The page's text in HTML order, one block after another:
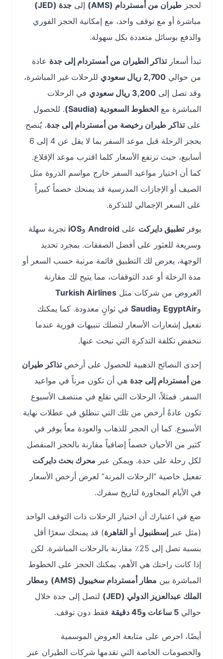
طيران من أمستردام (AMS) إلىجدة (JED)
مباشرة أو مع توقف واحد، مع إمكانية الحجز الفوري
والدفع بوسائل متعددة بكل سهولة.
تبدأ أسعارتذاكر الطيران من أمستردام إلى جدةعادة
من حوالي2,700 ريال سعودي
للرحلات غير المباشرة،
وقد تصل إلى 3,200 ريال سعودي
في الرحلات
المباشرة مع الخطوط السعودية (Saudia)
. للحصول
تذاكر طيران رخيصة من أمستردام إلى جدة، يُنصح
بحجز الرحلة قبل موعد السفر بما لا يقل عن 4 إلى 6
أسابيع، حيث ترتفع الأسعار كلما اقترب موعد الإقلاع.
كما أن اختيار مواعيد السفر خارج مواسم الذروة مثل
الصيف أو الإجازات المدرسية قد يمنحك خصماً كبيراً
على السعر الإجمالي للتذكرة.
تطبيق دايركتعلىAndroidوiOS تجربة سهلة
وسريعة للعثور على أفضل الصفقات. بمجرد تحديد
الوجهة، يعرض لك التطبيق قائمة مرتبة حسب السعر أو
مدة الرحلة أو عدد التوقفات، مما يتيح لك مقارنة
العروض من شركات مثلTurkish Airlines
EgyptAirوSaudiaفي ثوانٍ معدودة. كما يمكنك
تفعيل إشعارات الأسعار لتصلك تنبيهات فورية عندما
تنخفض تكلفة التذكرة التي تبحث عنها.
إحدى النصائح الذهبية للحصول على أرخص تذاكر طيران
من أمستردام إلى جدةهي أن تكون مرناً في مواعيد
السفر. فمثلاً، الرحلات التي تقلع في منتصف الأسبوع
تكون عادةً أرخص من تلك التي تنطلق في عطلات نهاية
الأسبوع. كما أن الحجز للذهاب والعودة معاً يوفر في
كثير من الأحيان خصماً إضافياً مقارنة بالحجز المنفصل
لكل رحلة على حدة. ويمكن عبرمحرك بحث دايركت
تفعيل خاصية “الرحلات المرنة” لعرض أرخص الأسعار
في الأيام المجاورة لتاريخ سفرك.
ضع في اعتبارك أن اختيار الرحلات ذات التوقف الواحد
(مثل عبر إسطنبولأوالقاهرة) قد يمنحك سعرًا أقل
بنسبة تصل إلى 25٪ مقارنة بالرحلات المباشرة. لكن
إذا كانت راحتك هي الأهم، يمكنك الحجز على الخطوط
المباشرة بين مطار أمستردام سخيبول (AMS) ومطار
الملك عبدالعزيز الدولي (JED)
لتصل إلى جدة خلال
حوالي5 ساعات و45 دقيقة فقط دون توقف.
أيضًا، احرص على متابعة العروض الموسمية
والخصومات الخاصة التي تقدمها شركات الطيران عبر